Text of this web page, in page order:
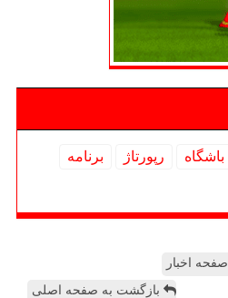
باشگاه رپورتاژ
برنامه
صفحه اخبار
بازگشت به صفحه اصلی